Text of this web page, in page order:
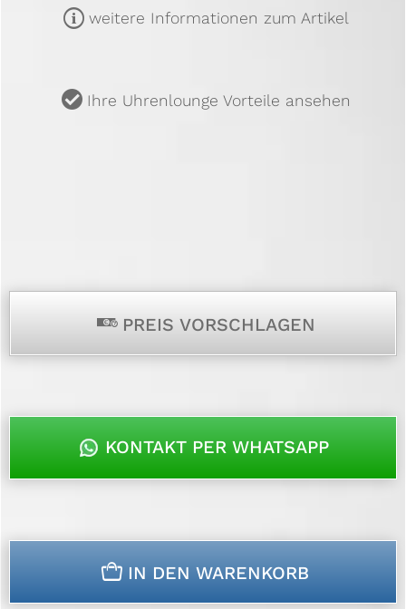
m weitere Informationen zum Artikel
u Ihre Uhrenlounge Vorteile ansehen
p PREIS VORSCHLAGEN
KONTAKT PER WHATSAPP
n IN DEN WARENKORB